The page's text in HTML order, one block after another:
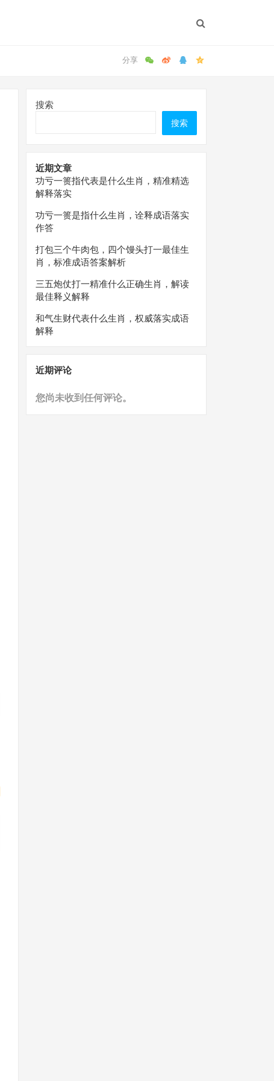
搜索
搜索
近期文章
功亏一篑指代表是什么生肖，精准精选
解释落实
功亏一篑是指什么生肖，诠释成语落实
作答
打包三个牛肉包，四个馒头打一最佳生
肖，标准成语答案解析
三五炮仗打一精准什么正确生肖，解读
最佳释义解释
和气生财代表什么生肖，权威落实成语
解释
近期评论
您尚未收到任何评论。